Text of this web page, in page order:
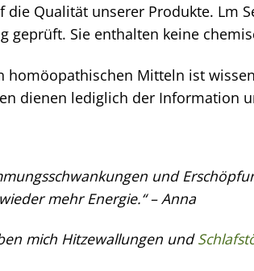
die Qualität unserer Produkte. Lm
geprüft. Sie enthalten keine
homöopathischen Mitteln ist
dienen lediglich der Information
und
mehr Energie.“ – Anna
mich Hitzewallungen und